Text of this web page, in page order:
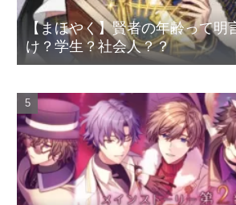
【まほやく】賢者の年齢って明
け？学生？社会人？？